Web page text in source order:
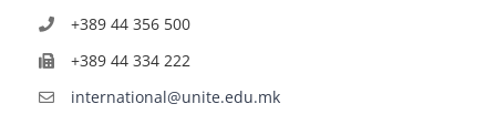
+389 44 356 500
+389 44 334 222
international@unite.edu.mk